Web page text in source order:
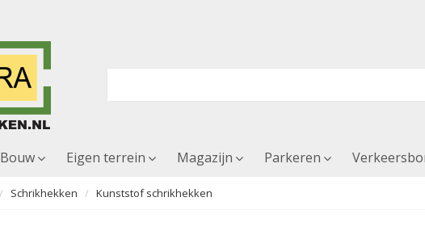
Bouw Eigen terrein Magazijn Parkeren
Schrikhekken Kunststof schrikhekken